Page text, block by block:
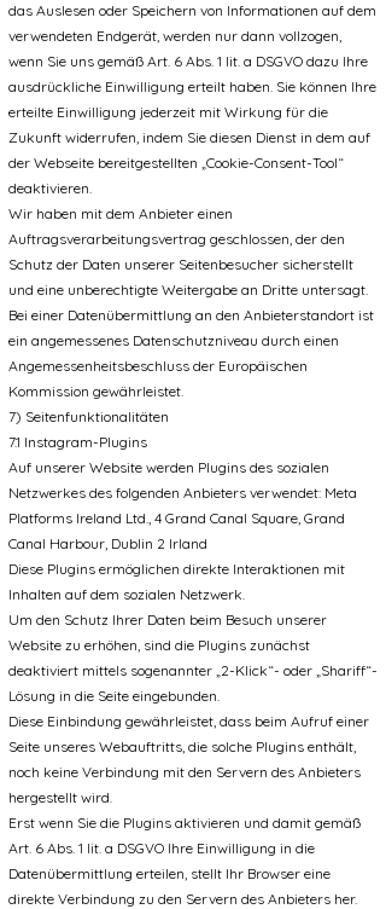
das Auslesen oder Speichern von Informationen auf dem
verwendeten Endgerät, werden nur dann vollzogen,
wenn Sie uns gemäß Art. 6 Abs. 1 lit. a DSGVO dazu Ihre
ausdrückliche Einwilligung erteilt haben. Sie können Ihre
erteilte Einwilligung jederzeit mit Wirkung für die
Zukunft widerrufen, indem Sie diesen Dienst in dem auf
der Webseite bereitgestellten „Cookie-Consent-Tool“
deaktivieren.
Wir haben mit dem Anbieter einen
Auftragsverarbeitungsvertrag geschlossen, der den
Schutz der Daten unserer Seitenbesucher sicherstellt
und eine unberechtigte Weitergabe an Dritte untersagt.
Bei einer Datenübermittlung an den Anbieterstandort ist
ein angemessenes Datenschutzniveau durch einen
Angemessenheitsbeschluss der Europäischen
Kommission gewährleistet.
7) Seitenfunktionalitäten
7.1 Instagram-Plugins
Auf unserer Website werden Plugins des sozialen
Netzwerkes des folgenden Anbieters verwendet: Meta
Platforms Ireland Ltd., 4 Grand Canal Square, Grand
Canal Harbour, Dublin 2 Irland
Diese Plugins ermöglichen direkte Interaktionen mit
Inhalten auf dem sozialen Netzwerk.
Um den Schutz Ihrer Daten beim Besuch unserer
Website zu erhöhen, sind die Plugins zunächst
deaktiviert mittels sogenannter „2-Klick“- oder „Shariff“-
Lösung in die Seite eingebunden.
Diese Einbindung gewährleistet, dass beim Aufruf einer
Seite unseres Webauftritts, die solche Plugins enthält,
noch keine Verbindung mit den Servern des Anbieters
hergestellt wird.
Erst wenn Sie die Plugins aktivieren und damit gemäß
Art. 6 Abs. 1 lit. a DSGVO Ihre Einwilligung in die
Datenübermittlung erteilen, stellt Ihr Browser eine
direkte Verbindung zu den Servern des Anbieters her.